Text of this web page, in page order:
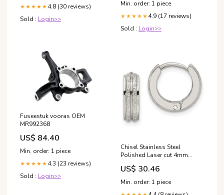
★★★★★ 4.8 (30 reviews)
Sold : Login>>
Min. order: 1 piece
★★★★★ 4.9 (17 reviews)
Sold : Login>>
Fuseestuk vooras OEM
MR992368
US$ 84.40
Min. order: 1 piece
★★★★★ 4.3 (23 reviews)
Sold : Login>>
Chisel Stainless Steel
Polished Laser cut 4mm
Hinged Hoop Earrings
Amethyst
US$ 30.46
Min. order: 1 piece